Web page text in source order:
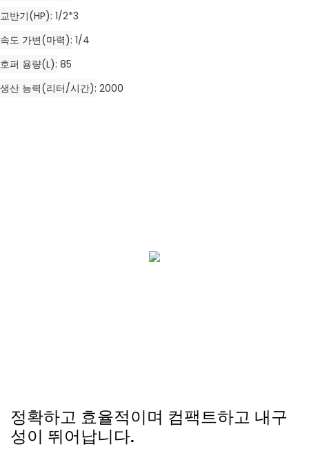
교반기(HP) 1/2*3
속도 가변(마력) 1/4
호퍼 용량(L) 85
생산 능력(리터/시간) 2000
정확하고 효율적이며 컴팩트하고 내구
성이 뛰어납니다.